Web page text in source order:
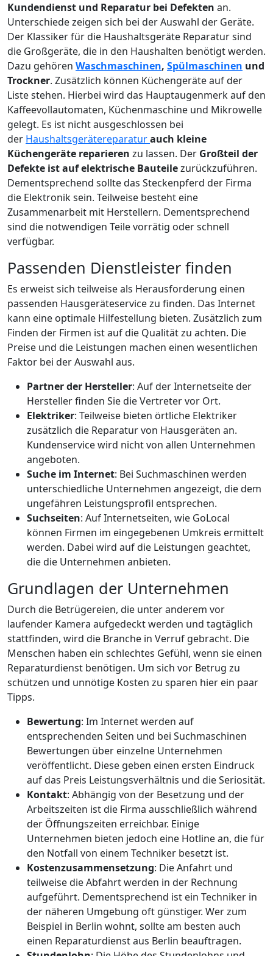
Kundendienst und Reparatur bei Defekten an.
Unterschiede zeigen sich bei der Auswahl der Geräte.
Der Klassiker für die Haushaltsgeräte Reparatur sind
die Großgeräte, die in den Haushalten benötigt werden.
Dazu gehören Waschmaschinen, Spülmaschinen und
Trockner. Zusätzlich können Küchengeräte auf der
Liste stehen. Hierbei wird das Hauptaugenmerk auf den
Kaffeevollautomaten, Küchenmaschine und Mikrowelle
gelegt. Es ist nicht ausgeschlossen bei
der Haushaltsgerätereparaturauch kleine
Küchengeräte reparieren zu lassen. Der Großteil der
Defekte ist auf elektrische Bauteilezurückzuführen.
Dementsprechend sollte das Steckenpferd der Firma
die Elektronik sein. Teilweise besteht eine
Zusammenarbeit mit Herstellern. Dementsprechend
sind die notwendigen Teile vorrätig oder schnell
verfügbar.
Passenden Dienstleister finden
Es erweist sich teilweise als Herausforderung einen
passenden Hausgeräteservice zu finden. Das Internet
kann eine optimale Hilfestellung bieten. Zusätzlich zum
Finden der Firmen ist auf die Qualität zu achten. Die
Preise und die Leistungen machen einen wesentlichen
Faktor bei der Auswahl aus.
Partner der Hersteller: Auf der Internetseite der
Hersteller finden Sie die Vertreter vor Ort.
Elektriker: Teilweise bieten örtliche Elektriker
zusätzlich die Reparatur von Hausgeräten an.
Kundenservice wird nicht von allen Unternehmen
angeboten.
Suche im Internet: Bei Suchmaschinen werden
unterschiedliche Unternehmen angezeigt, die dem
ungefähren Leistungsprofil entsprechen.
Suchseiten: Auf Internetseiten, wie GoLocal
können Firmen im eingegebenen Umkreis ermittelt
werden. Dabei wird auf die Leistungen geachtet,
die die Unternehmen anbieten.
Grundlagen der Unternehmen
Durch die Betrügereien, die unter anderem vor
laufender Kamera aufgedeckt werden und tagtäglich
stattfinden, wird die Branche in Verruf gebracht. Die
Menschen haben ein schlechtes Gefühl, wenn sie einen
Reparaturdienst benötigen. Um sich vor Betrug zu
schützen und unnötige Kosten zu sparen hier ein paar
Tipps.
Bewertung: Im Internet werden auf
entsprechenden Seiten und bei Suchmaschinen
Bewertungen über einzelne Unternehmen
veröffentlicht. Diese geben einen ersten Eindruck
auf das Preis Leistungsverhältnis und die Seriosität.
Kontakt: Abhängig von der Besetzung und der
Arbeitszeiten ist die Firma ausschließlich während
der Öffnungszeiten erreichbar. Einige
Unternehmen bieten jedoch eine Hotline an, die für
den Notfall von einem Techniker besetzt ist.
Kostenzusammensetzung: Die Anfahrt und
teilweise die Abfahrt werden in der Rechnung
aufgeführt. Dementsprechend ist ein Techniker in
der näheren Umgebung oft günstiger. Wer zum
Beispiel in Berlin wohnt, sollte am besten auch
einen Reparaturdienst aus Berlin beauftragen.